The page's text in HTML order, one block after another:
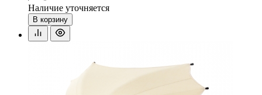
Наличие уточняется
В корзину